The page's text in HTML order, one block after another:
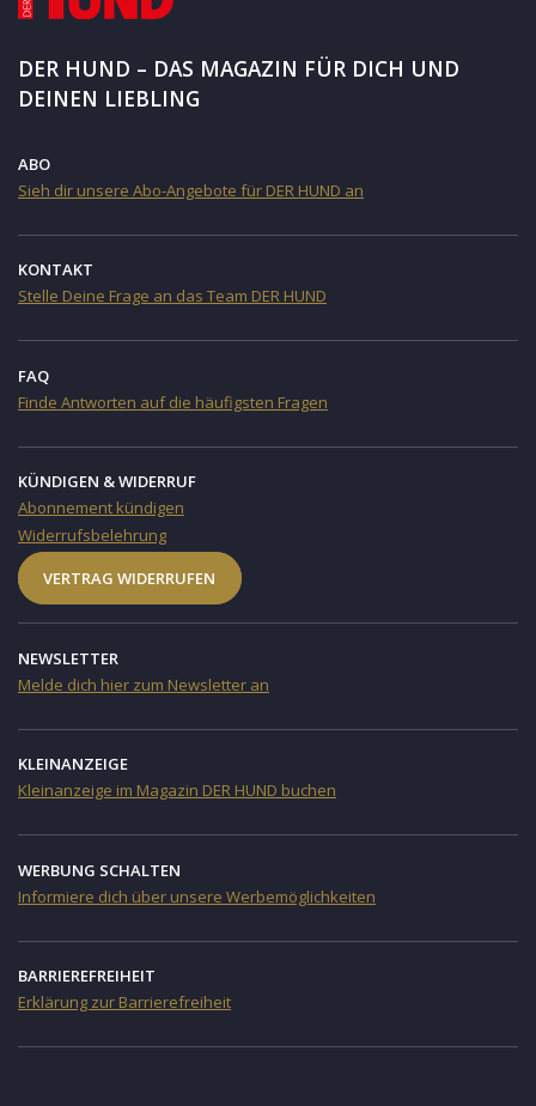
DER HUND – DAS MAGAZIN FÜR DICH UND
DEINEN LIEBLING
ABO
Sieh dir unsere Abo-Angebote für DER HUND an
KONTAKT
Stelle Deine Frage an das Team DER HUND
FAQ
Finde Antworten auf die häufigsten Fragen
KÜNDIGEN & WIDERRUF
Abonnement kündigen
Widerrufsbelehrung
VERTRAG WIDERRUFEN
NEWSLETTER
Melde dich hier zum Newsletter an
KLEINANZEIGE
Kleinanzeige im Magazin DER HUND buchen
WERBUNG SCHALTEN
Informiere dich über unsere Werbemöglichkeiten
BARRIEREFREIHEIT
Erklärung zur Barrierefreiheit